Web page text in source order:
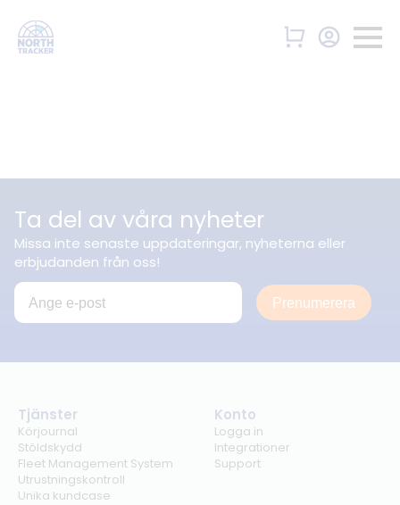
Ta del av våra nyheter
Missa inte senaste uppdateringar, nyheterna eller
erbjudanden från oss!
Prenumerera
Tjänster
Körjournal
Stöldskydd
Fleet Management System
Utrustningskontroll
Unika kundcase
Konto
Logga in
Integrationer
Support